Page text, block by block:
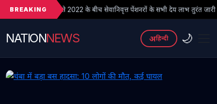
BREAKING
2022 के बीच सेवानिवृत्त पेंशनरों के सभी देय लाभ तुरंत जारी किए जाएं ●
NATIONNEWS अहिन्दी 🌙